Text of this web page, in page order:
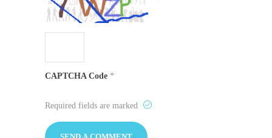
CAPTCHA Code *
Required fields are marked